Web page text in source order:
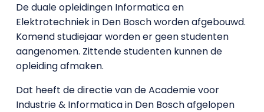
De duale opleidingen Informatica en
Elektrotechniek in Den Bosch worden afgebouwd.
Komend studiejaar worden er geen studenten
aangenomen. Zittende studenten kunnen de
opleiding afmaken.
Dat heeft de directie van de Academie voor
Industrie & Informatica in Den Bosch afgelopen